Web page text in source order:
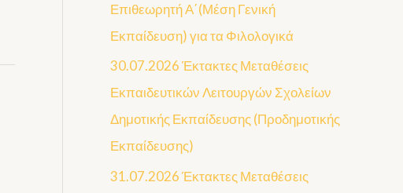
Επιθεωρητή Α΄(Μέση Γενική
Εκπαίδευση) για τα Φιλολογικά
30.07.2026 Έκτακτες Μεταθέσεις
Εκπαιδευτικών Λειτουργών Σχολείων
Δημοτικής Εκπαίδευσης (Προδημοτικής
Εκπαίδευσης)
31.07.2026 Έκτακτες Μεταθέσεις